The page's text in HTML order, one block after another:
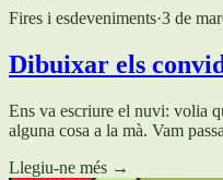
Fires i esdeveniments·3 de
Dibuixar els
Ens va escriure el nuvi: volia
alguna cosa a la mà. Vam
Llegiu-ne més →